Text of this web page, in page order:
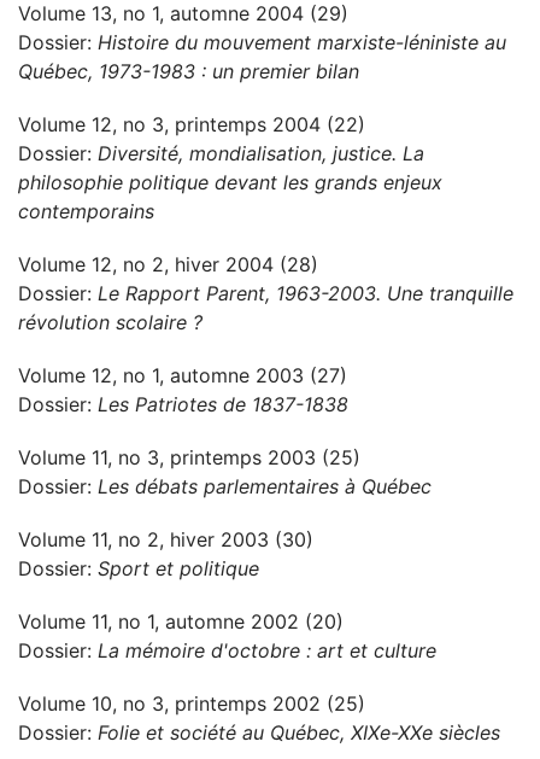
Volume 13, no 1, automne 2004 (29)
Dossier: Histoire du mouvement marxiste-léniniste au
Québec, 1973-1983 : un premier bilan
Volume 12, no 3, printemps 2004 (22)
Dossier: Diversité, mondialisation, justice. La
philosophie politique devant les grands enjeux
contemporains
Volume 12, no 2, hiver 2004 (28)
Dossier: Le Rapport Parent, 1963-2003. Une tranquille
révolution scolaire ?
Volume 12, no 1, automne 2003 (27)
Dossier: Les Patriotes de 1837-1838
Volume 11, no 3, printemps 2003 (25)
Dossier: Les débats parlementaires à Québec
Volume 11, no 2, hiver 2003 (30)
Dossier: Sport et politique
Volume 11, no 1, automne 2002 (20)
Dossier: La mémoire d'octobre : art et culture
Volume 10, no 3, printemps 2002 (25)
Dossier: Folie et société au Québec, XIXe-XXe siècles